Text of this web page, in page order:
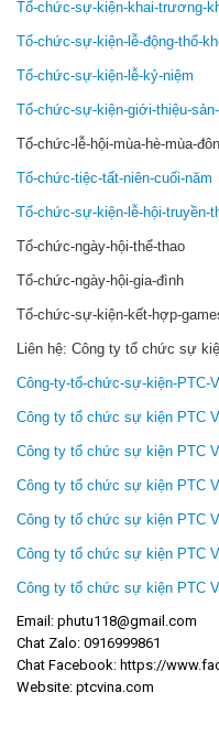
Tổ-chức-sự-kiện-khai-trương-
Tổ-chức-sự-kiện-lễ-động-thổ-
Tổ-chức-sự-kiện-lễ-kỷ-niệm
Tổ-chức-sự-kiện-giới-thiệu-
Tổ-chức-lễ-hội-mùa-hè-mùa-
Tổ-chức-tiệc-tất-niên-cuối-năm
Tổ-chức-sự-kiện-lễ-hội-truyền-
Tổ-chức-ngày-hội-thể-thao
Tổ-chức-ngày-hội-gia-đình
Tổ-chức-sự-kiện-kết-hợp-
Liên hệ: Công ty tổ chức sự
Công-ty-tổ-chức-sự-kiện-PTC-
Công ty tổ chức sự kiện PTC
Công ty tổ chức sự kiện PTC
Công ty tổ chức sự kiện PTC
Công ty tổ chức sự kiện PTC
Công ty tổ chức sự kiện PTC
Công ty tổ chức sự kiện PTC
Email: phutu118@gmail.com
Chat Zalo: 0916999861
Chat Facebook: https://
Website: ptcvina.com